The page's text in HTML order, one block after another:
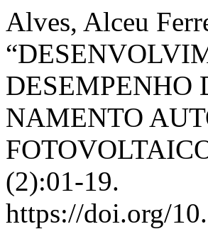
Alves, Alceu
DESEMPENHO
NAMENTO
(2):01-19.
https://doi.org/